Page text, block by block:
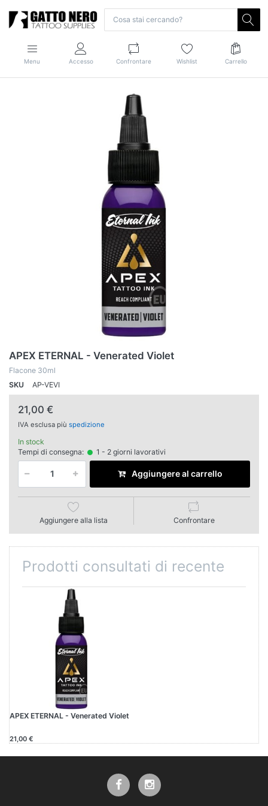
Menu Accesso Confrontare Wishlist Carrello
APEX ETERNAL - Venerated Violet
Flacone 30ml
SKU
AP-VEVI
21,00 €
IVA esclusa più spedizione
In stock
Tempi di consegna:
1 - 2 giorni lavorativi
Aggiungere al carrello
Aggiungere alla lista Confrontare
Prodotti consultati di recente
APEX ETERNAL - Venerated Violet
21,00 €